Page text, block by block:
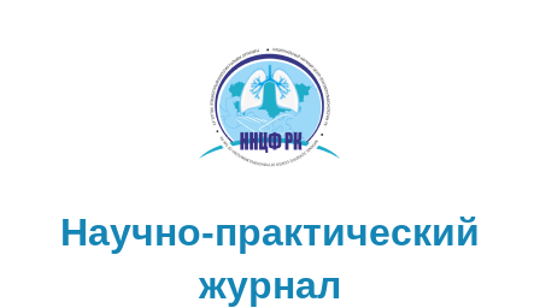
Научно-практический
журнал